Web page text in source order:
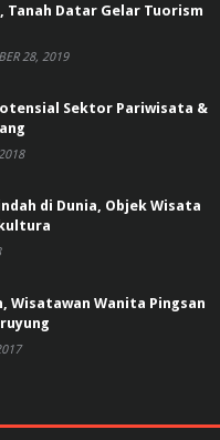
Tanah Datar Gelar Tuorism
28, 2019
Sektor Pariwisata &
di Dunia, Objek Wisata
Wisatawan Wanita Pingsan